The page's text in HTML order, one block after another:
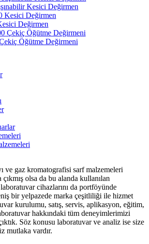
Kesici Değirmen
Değirmen
Öğütme Değirmeni
ve gaz kromatografisi sarf malzemeleri
olsa da bu alanda kullanılan
cihazlarını da portföyünde
bir yelpazede marka çeşitliliği ile hizmet
kurulumu, satış, servis, aplikasyon, eğitim,
hakkındaki tüm deneyimlerimizi
Söz konusu laboratuvar ve analiz ise size
mutlaka vardır.